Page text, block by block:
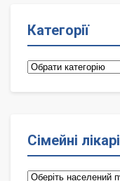
Категорії
Категорії
Сімейні лікарі
Сімейні